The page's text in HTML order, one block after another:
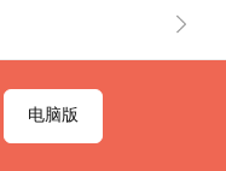
电脑版